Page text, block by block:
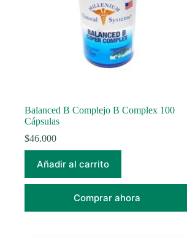
Balanced B Complejo B Complex 100
Cápsulas
$46.000
Añadir al carrito
Comprar ahora